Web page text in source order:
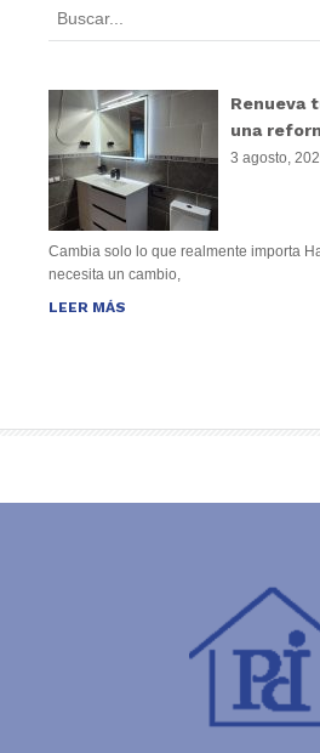
Renueva
una
3 agosto,
Cambia solo lo que realmente importa
necesita un cambio,
LEER MÁS